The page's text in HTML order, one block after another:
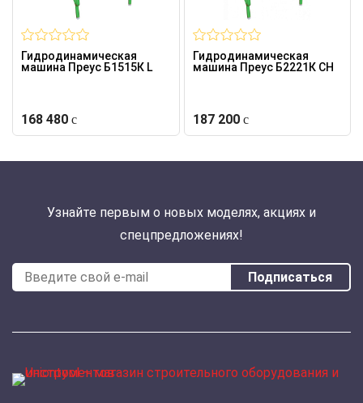
Гидродинамическая
машина Преус Б1515К L
168 480
Гидродинамическая
машина Преус Б2221К CH
187 200
Узнайте первым о новых моделях, акциях и
спецпредложениях!
Подписаться